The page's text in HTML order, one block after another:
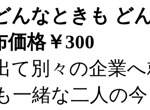
んなときも ど
価格￥300
て別々の企業
一緒な二人の